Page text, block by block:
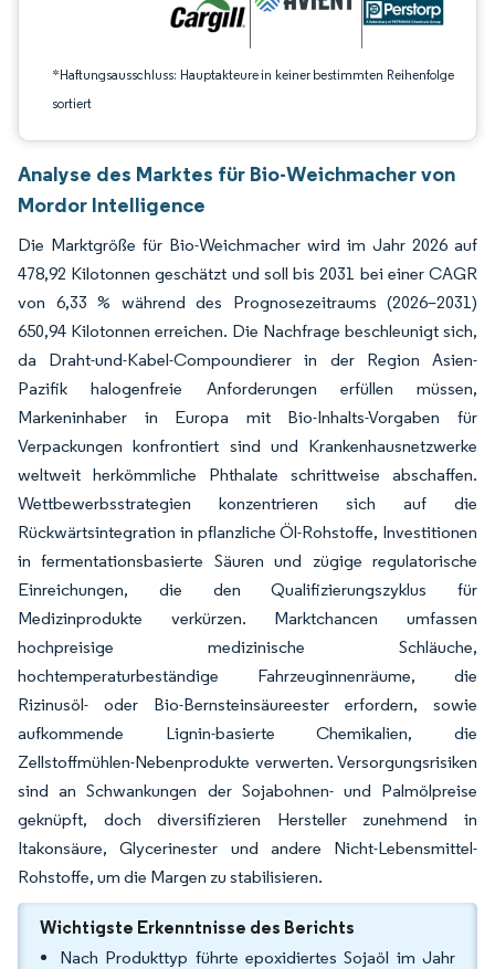
*Haftungsausschluss: Hauptakteure in keiner bestimmten Reihenfolge
sortiert
Analyse des Marktes für Bio-Weichmacher von
Mordor Intelligence
Die Marktgröße für Bio-Weichmacher wird im Jahr 2026 auf
478,92 Kilotonnen geschätzt und soll bis 2031 bei einer CAGR
von 6,33 % während des Prognosezeitraums (2026–2031)
650,94 Kilotonnen erreichen. Die Nachfrage beschleunigt sich,
da Draht-und-Kabel-Compoundierer in der Region Asien-
Pazifik halogenfreie Anforderungen erfüllen müssen,
Markeninhaber in Europa mit Bio-Inhalts-Vorgaben für
Verpackungen konfrontiert sind und Krankenhausnetzwerke
weltweit herkömmliche Phthalate schrittweise abschaffen.
Wettbewerbsstrategien konzentrieren sich auf die
Rückwärtsintegration in pflanzliche Öl-Rohstoffe, Investitionen
in fermentationsbasierte Säuren und zügige regulatorische
Einreichungen, die den Qualifizierungszyklus für
Medizinprodukte verkürzen. Marktchancen umfassen
hochpreisige medizinische Schläuche,
hochtemperaturbeständige Fahrzeuginnenräume, die
Rizinusöl- oder Bio-Bernsteinsäureester erfordern, sowie
aufkommende Lignin-basierte Chemikalien, die
Zellstoffmühlen-Nebenprodukte verwerten. Versorgungsrisiken
sind an Schwankungen der Sojabohnen- und Palmölpreise
geknüpft, doch diversifizieren Hersteller zunehmend in
Itakonsäure, Glycerinester und andere Nicht-Lebensmittel-
Rohstoffe, um die Margen zu stabilisieren.
Wichtigste Erkenntnisse des Berichts
Nach Produkttyp führte epoxidiertes Sojaöl im Jahr